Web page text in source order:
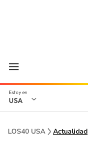
USA
LOS40 USA Actualidad